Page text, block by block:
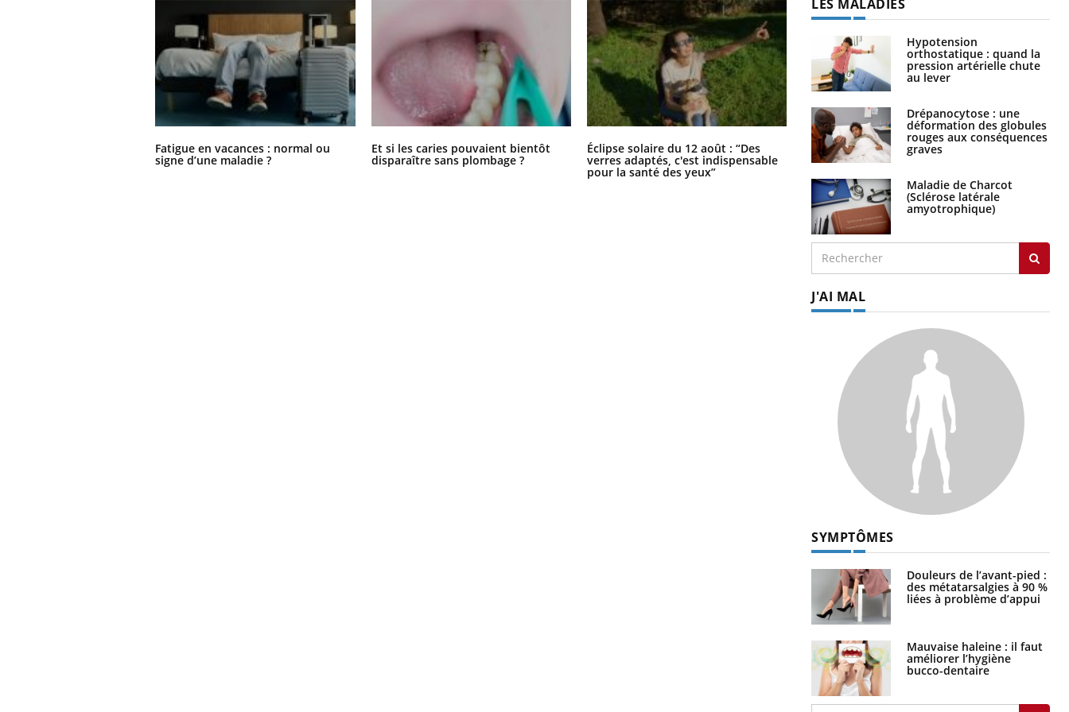
Fatigue en vacances : normal ou
signe d’une maladie ?
Et si les caries pouvaient bientôt
disparaître sans plombage ?
Éclipse solaire du 12 août : “Des
verres adaptés, c'est indispensable
pour la santé des yeux”
Les troubles du sommeil modifient
votre cerveau !
LES MALADIES
Hypotension
orthostatique : quand la
pression artérielle chute
au lever
Drépanocytose : une
déformation des globules
rouges aux conséquences
graves
Maladie de Charcot
(Sclérose latérale
amyotrophique)
J'AI MAL
SYMPTÔMES
Douleurs de l’avant-pied :
des métatarsalgies à 90 %
liées à problème d’appui
Mauvaise haleine : il faut
améliorer l’hygiène
bucco-dentaire